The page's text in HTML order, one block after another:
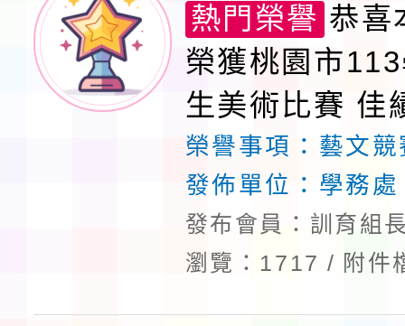
熱門榮譽 恭喜
榮獲桃園市
生美術比賽 佳
榮譽事項： 藝文競
發佈單位： 學務處
發布會員：訓育組
瀏覽：1717
附件